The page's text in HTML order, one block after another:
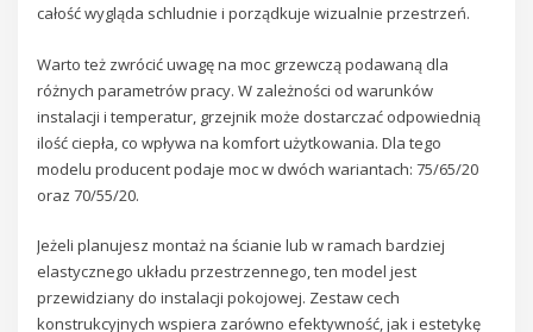
całość wygląda schludnie i porządkuje wizualnie przestrzeń.
Warto też zwrócić uwagę na moc grzewczą podawaną dla
różnych parametrów pracy. W zależności od warunków
instalacji i temperatur, grzejnik może dostarczać odpowiednią
ilość ciepła, co wpływa na komfort użytkowania. Dla tego
modelu producent podaje moc w dwóch wariantach: 75/65/20
oraz 70/55/20.
Jeżeli planujesz montaż na ścianie lub w ramach bardziej
elastycznego układu przestrzennego, ten model jest
przewidziany do instalacji pokojowej. Zestaw cech
konstrukcyjnych wspiera zarówno efektywność, jak i estetykę